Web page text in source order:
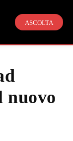
ASCOLTA
nuovo